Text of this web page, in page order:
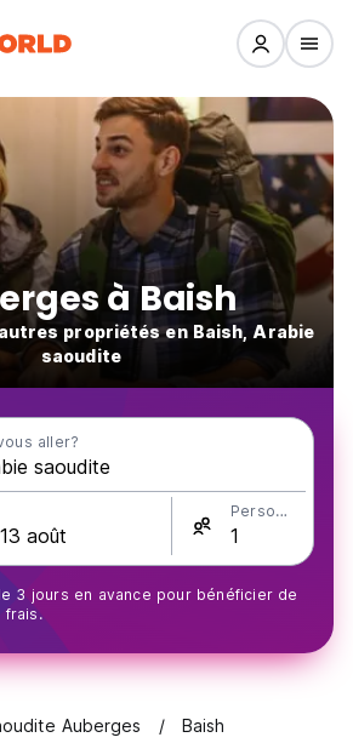
à Baish
propriétés en Baish, Arabie
saoudite
aller?
Personnes
3 jours en avance pour bénéficier de
frais.
Auberges Baish